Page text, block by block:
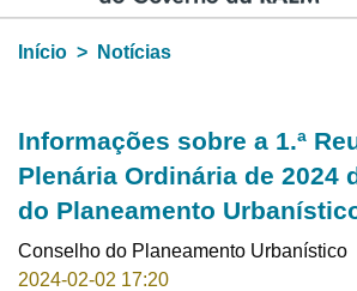
Índice
Início
Notícias
Informações sobre a 1.ª
Plenária Ordinária de 2024
do Planeamento
Conselho do Planeamento Urbanístico
2024-02-02 17:20